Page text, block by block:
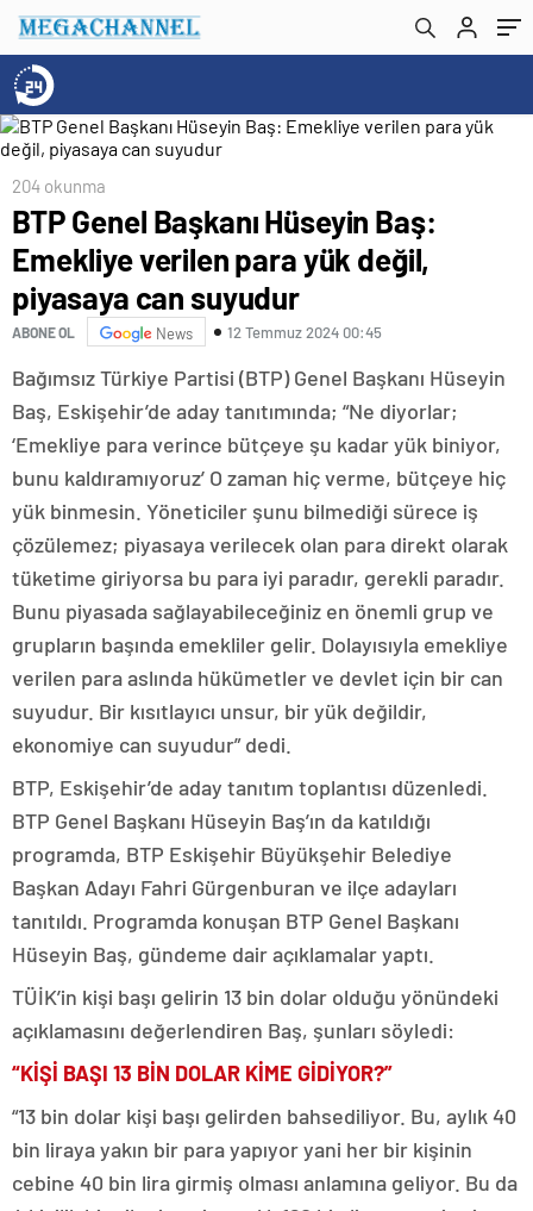
204 okunma
BTP Genel Başkanı Hüseyin Baş:
Emekliye verilen para yük değil,
piyasaya can suyudur
ABONE OL News 12 Temmuz 2024 00:45
Bağımsız Türkiye Partisi (BTP) Genel Başkanı Hüseyin
Baş, Eskişehir’de aday tanıtımında; “Ne diyorlar;
‘Emekliye para verince bütçeye şu kadar yük biniyor,
bunu kaldıramıyoruz’ O zaman hiç verme, bütçeye hiç
yük binmesin. Yöneticiler şunu bilmediği sürece iş
çözülemez; piyasaya verilecek olan para direkt olarak
tüketime giriyorsa bu para iyi paradır, gerekli paradır.
Bunu piyasada sağlayabileceğiniz en önemli grup ve
grupların başında emekliler gelir. Dolayısıyla emekliye
verilen para aslında hükümetler ve devlet için bir can
suyudur. Bir kısıtlayıcı unsur, bir yük değildir,
ekonomiye can suyudur” dedi.
BTP, Eskişehir’de aday tanıtım toplantısı düzenledi.
BTP Genel Başkanı Hüseyin Baş’ın da katıldığı
programda, BTP Eskişehir Büyükşehir Belediye
Başkan Adayı Fahri Gürgenburan ve ilçe adayları
tanıtıldı. Programda konuşan BTP Genel Başkanı
Hüseyin Baş, gündeme dair açıklamalar yaptı.
TÜİK’in kişi başı gelirin 13 bin dolar olduğu yönündeki
açıklamasını değerlendiren Baş, şunları söyledi:
“KİŞİ BAŞI 13 BİN DOLAR KİME GİDİYOR?”
“13 bin dolar kişi başı gelirden bahsediliyor. Bu, aylık 40
bin liraya yakın bir para yapıyor yani her bir kişinin
cebine 40 bin lira girmiş olması anlamına geliyor. Bu da